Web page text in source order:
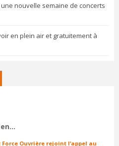
nouvelle semaine de concerts
en plein air et gratuitement à
Ouvrière rejoint l’appel au